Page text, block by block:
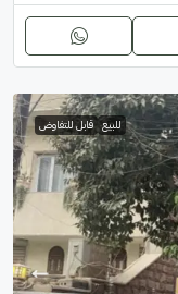
للبيع قابل للتفاوض